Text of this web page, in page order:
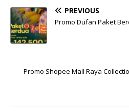
PREVIOUS
Promo Dufan Paket
Promo Shopee Mall Raya